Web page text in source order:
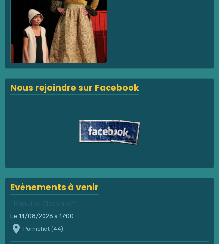
Nous rejoindre sur Facebook
Evénements à venir
"Raoul le Chevalier"
Le 14/08/2026 à 17:00
Pornichet (44)